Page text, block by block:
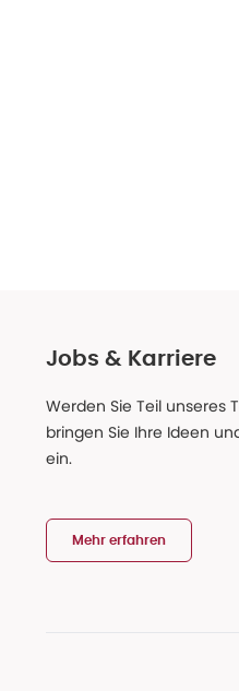
Jobs & Karriere
Werden Sie Teil unseres
bringen Sie Ihre Ideen
ein.
Mehr erfahren